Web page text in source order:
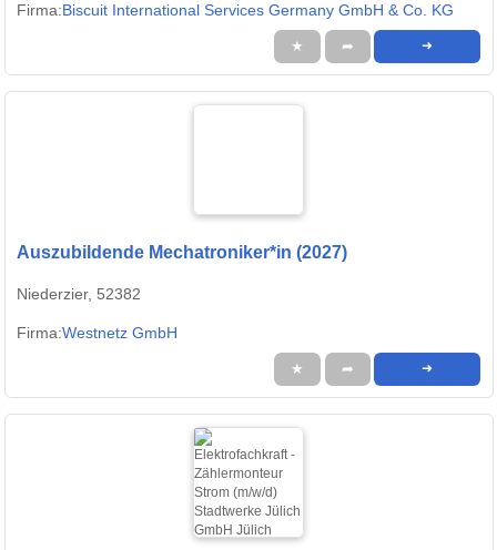
Firma:Biscuit International Services Germany GmbH & Co. KG
★ ➦ ➜
Auszubildende Mechatroniker*in (2027)
Niederzier, 52382
Firma:Westnetz GmbH
★ ➦ ➜